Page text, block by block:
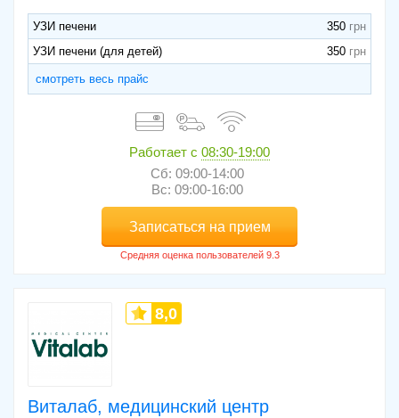
УЗИ печени
350
УЗИ печени (для детей)
350
смотреть весь прайс
Работает с 08:30-19:00
Сб: 09:00-14:00
Вс: 09:00-16:00
Записаться на прием
Виталаб, медицинский центр
8,0